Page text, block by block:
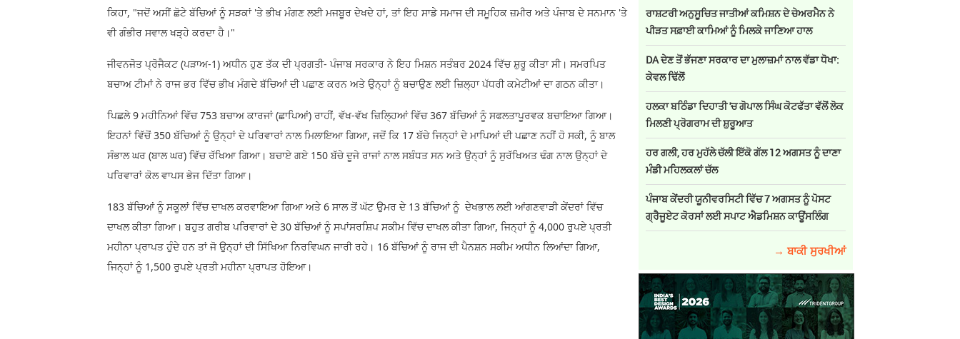
ਕਿਹਾ, "ਜਦੋਂ ਅਸੀਂ ਛੋਟੇ ਬੱਚਿਆਂ ਨੂੰ ਸੜਕਾਂ 'ਤੇ ਭੀਖ ਮੰਗਣ ਲਈ ਮਜਬੂਰ ਦੇਖਦੇ ਹਾਂ, ਤਾਂ ਇਹ ਸਾਡੇ ਸਮਾਜ ਦੀ ਸਮੂਹਿਕ ਜ਼ਮੀਰ ਅਤੇ ਪੰਜਾਬ ਦੇ ਸਨਮਾਨ 'ਤੇ
ਵੀ ਗੰਭੀਰ ਸਵਾਲ ਖੜ੍ਹੇ ਕਰਦਾ ਹੈ।"
ਜੀਵਨਜੋਤ ਪ੍ਰੋਜੈਕਟ (ਪੜਾਅ-1) ਅਧੀਨ ਹੁਣ ਤੱਕ ਦੀ ਪ੍ਰਗਤੀ- ਪੰਜਾਬ ਸਰਕਾਰ ਨੇ ਇਹ ਮਿਸ਼ਨ ਸਤੰਬਰ 2024 ਵਿੱਚ ਸ਼ੁਰੂ ਕੀਤਾ ਸੀ। ਸਮਰਪਿਤ
ਬਚਾਅ ਟੀਮਾਂ ਨੇ ਰਾਜ ਭਰ ਵਿੱਚ ਭੀਖ ਮੰਗਦੇ ਬੱਚਿਆਂ ਦੀ ਪਛਾਣ ਕਰਨ ਅਤੇ ਉਨ੍ਹਾਂ ਨੂੰ ਬਚਾਉਣ ਲਈ ਜ਼ਿਲ੍ਹਾ ਪੱਧਰੀ ਕਮੇਟੀਆਂ ਦਾ ਗਠਨ ਕੀਤਾ।
ਪਿਛਲੇ 9 ਮਹੀਨਿਆਂ ਵਿੱਚ 753 ਬਚਾਅ ਕਾਰਜਾਂ (ਛਾਪਿਆਂ) ਰਾਹੀਂ, ਵੱਖ-ਵੱਖ ਜ਼ਿਲ੍ਹਿਆਂ ਵਿੱਚ 367 ਬੱਚਿਆਂ ਨੂੰ ਸਫਲਤਾਪੂਰਵਕ ਬਚਾਇਆ ਗਿਆ।
ਇਹਨਾਂ ਵਿੱਚੋਂ 350 ਬੱਚਿਆਂ ਨੂੰ ਉਨ੍ਹਾਂ ਦੇ ਪਰਿਵਾਰਾਂ ਨਾਲ ਮਿਲਾਇਆ ਗਿਆ, ਜਦੋਂ ਕਿ 17 ਬੱਚੇ ਜਿਨ੍ਹਾਂ ਦੇ ਮਾਪਿਆਂ ਦੀ ਪਛਾਣ ਨਹੀਂ ਹੋ ਸਕੀ, ਨੂੰ ਬਾਲ
ਸੰਭਾਲ ਘਰ (ਬਾਲ ਘਰ) ਵਿੱਚ ਰੱਖਿਆ ਗਿਆ। ਬਚਾਏ ਗਏ 150 ਬੱਚੇ ਦੂਜੇ ਰਾਜਾਂ ਨਾਲ ਸਬੰਧਤ ਸਨ ਅਤੇ ਉਨ੍ਹਾਂ ਨੂੰ ਸੁਰੱਖਿਅਤ ਢੰਗ ਨਾਲ ਉਨ੍ਹਾਂ ਦੇ
ਪਰਿਵਾਰਾਂ ਕੋਲ ਵਾਪਸ ਭੇਜ ਦਿੱਤਾ ਗਿਆ।
183 ਬੱਚਿਆਂ ਨੂੰ ਸਕੂਲਾਂ ਵਿੱਚ ਦਾਖਲ ਕਰਵਾਇਆ ਗਿਆ ਅਤੇ 6 ਸਾਲ ਤੋਂ ਘੱਟ ਉਮਰ ਦੇ 13 ਬੱਚਿਆਂ ਨੂੰ ਦੇਖਭਾਲ ਲਈ ਆਂਗਣਵਾੜੀ ਕੇਂਦਰਾਂ ਵਿੱਚ
ਦਾਖਲ ਕੀਤਾ ਗਿਆ। ਬਹੁਤ ਗਰੀਬ ਪਰਿਵਾਰਾਂ ਦੇ 30 ਬੱਚਿਆਂ ਨੂੰ ਸਪਾਂਸਰਸ਼ਿਪ ਸਕੀਮ ਵਿੱਚ ਦਾਖਲ ਕੀਤਾ ਗਿਆ, ਜਿਨ੍ਹਾਂ ਨੂੰ 4,000 ਰੁਪਏ ਪ੍ਰਤੀ
ਮਹੀਨਾ ਪ੍ਰਾਪਤ ਹੁੰਦੇ ਹਨ ਤਾਂ ਜੋ ਉਨ੍ਹਾਂ ਦੀ ਸਿੱਖਿਆ ਨਿਰਵਿਘਨ ਜਾਰੀ ਰਹੇ। 16 ਬੱਚਿਆਂ ਨੂੰ ਰਾਜ ਦੀ ਪੈਨਸ਼ਨ ਸਕੀਮ ਅਧੀਨ ਲਿਆਂਦਾ ਗਿਆ,
ਜਿਨ੍ਹਾਂ ਨੂੰ 1,500 ਰੁਪਏ ਪ੍ਰਤੀ ਮਹੀਨਾ ਪ੍ਰਾਪਤ ਹੋਇਆ।
ਰਾਸ਼ਟਰੀ ਅਨੁਸੂਚਿਤ ਜਾਤੀਆਂ ਕਮਿਸ਼ਨ ਦੇ ਚੇਅਰਮੈਨ ਨੇ
ਪੀੜਤ ਸਫ਼ਾਈ ਕਾਮਿਆਂ ਨੂੰ ਮਿਲਕੇ ਜਾਣਿਆ ਹਾਲ
DA ਦੇਣ‌ ਤੋਂ ਭੱਜਣਾ ਸਰਕਾਰ ਦਾ ਮੁਲਾਜ਼ਮਾਂ ਨਾਲ ਵੱਡਾ ਧੋਖਾ:
ਕੇਵਲ ਢਿੱਲੋਂ
ਹਲਕਾ ਬਠਿੰਡਾ ਦਿਹਾਤੀ 'ਚ ਗੋਪਾਲ ਸਿੰਘ ਕੋਟਫੱਤਾ ਵੱਲੋਂ ਲੋਕ
ਮਿਲਣੀ ਪ੍ਰੋਗਰਾਮ ਦੀ ਸ਼ੁਰੂਆਤ
ਹਰ ਗਲੀ, ਹਰ ਮੁਹੱਲੇ ਚੱਲੀ ਇੱਕੋ ਗੱਲ 12 ਅਗਸਤ ਨੂੰ ਦਾਣਾ
ਮੰਡੀ ਮਹਿਲਕਲਾਂ ਚੱਲ
ਪੰਜਾਬ ਕੇਂਦਰੀ ਯੂਨੀਵਰਸਿਟੀ ਵਿੱਚ 7 ਅਗਸਤ ਨੂੰ ਪੋਸਟ
ਗ੍ਰੈਜੂਏਟ ਕੋਰਸਾਂ ਲਈ ਸਪਾਟ ਐਡਮਿਸ਼ਨ ਕਾਊਂਸਲਿੰਗ
→ ਬਾਕੀ ਸੁਰਖੀਆਂ